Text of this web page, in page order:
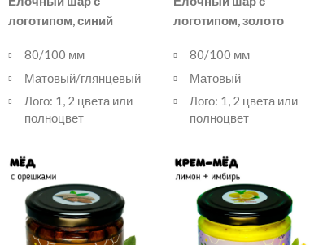
логотипом, синий
80/100 мм
Матовый/глянцевый
Лого: 1, 2 цвета или
полноцвет
логотипом, золото
80/100 мм
Матовый
Лого: 1, 2 цвета или
полноцвет